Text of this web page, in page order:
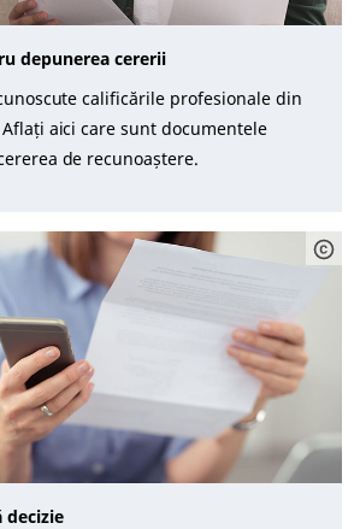
depunerea cererii
calificările profesionale din
aici care sunt documentele
de recunoaștere.
decizie